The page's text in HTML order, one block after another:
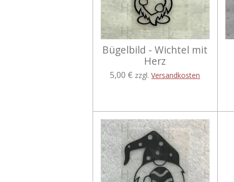
Bügelbild - Wichtel mit
Herz
5,00 € zzgl.Versandkosten